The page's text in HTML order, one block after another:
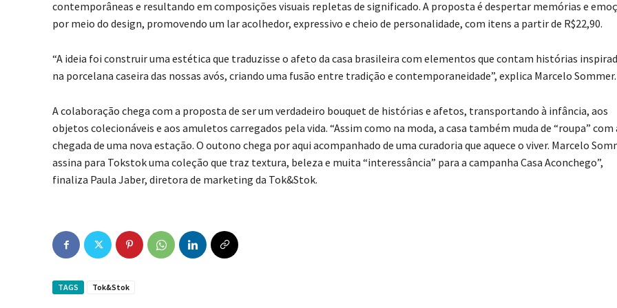
contemporâneas e resultando em composições visuais repletas de significado. A proposta é despertar memórias e
por meio do design, promovendo um lar acolhedor, expressivo e cheio de personalidade, com itens a partir de R$22,90.
“A ideia foi construir uma estética que traduzisse o afeto da casa brasileira com elementos que contam histórias
na porcelana caseira das nossas avós, criando uma fusão entre tradição e contemporaneidade”, explica Marcelo Sommer.
A colaboração chega com a proposta de ser um verdadeiro bouquet de histórias e afetos, transportando à infância, aos
objetos colecionáveis e aos amuletos carregados pela vida. “Assim como na moda, a casa também muda de “roupa” com
chegada de uma nova estação. O outono chega por aqui acompanhado de uma curadoria que aquece o viver. Marcelo
assina para Tokstok uma coleção que traz textura, beleza e muita “interessância” para a campanha Casa Aconchego”,
finaliza Paula Jaber, diretora de marketing da Tok&Stok.
TAGS Tok&Stok